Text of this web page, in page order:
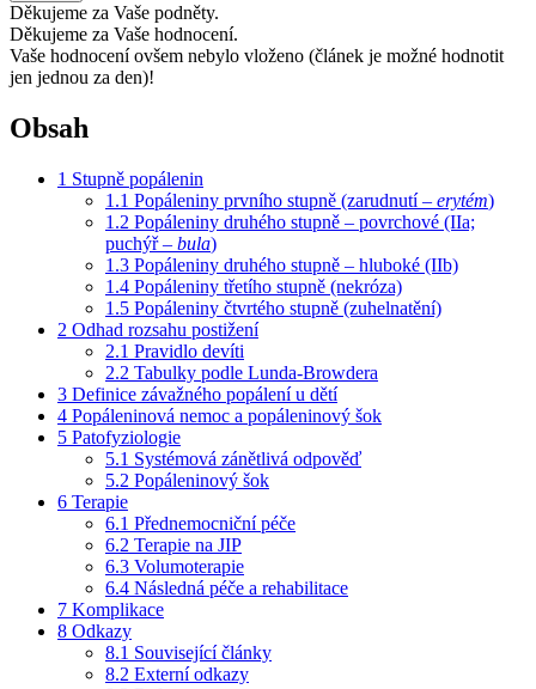
Děkujeme za Vaše podněty.
Děkujeme za Vaše hodnocení.
Vaše hodnocení ovšem nebylo vloženo (článek je možné hodnotit
jen jednou za den)!
Obsah
1 Stupně popálenin
1.1 Popáleniny prvního stupně (zarudnutí – erytém)
1.2 Popáleniny druhého stupně – povrchové (IIa;
puchýř – bula)
1.3 Popáleniny druhého stupně – hluboké (IIb)
1.4 Popáleniny třetího stupně (nekróza)
1.5 Popáleniny čtvrtého stupně (zuhelnatění)
2 Odhad rozsahu postižení
2.1 Pravidlo devíti
2.2 Tabulky podle Lunda-Browdera
3 Definice závažného popálení u dětí
4 Popáleninová nemoc a popáleninový šok
5 Patofyziologie
5.1 Systémová zánětlivá odpověď
5.2 Popáleninový šok
6 Terapie
6.1 Přednemocniční péče
6.2 Terapie na JIP
6.3 Volumoterapie
6.4 Následná péče a rehabilitace
7 Komplikace
8 Odkazy
8.1 Související články
8.2 Externí odkazy